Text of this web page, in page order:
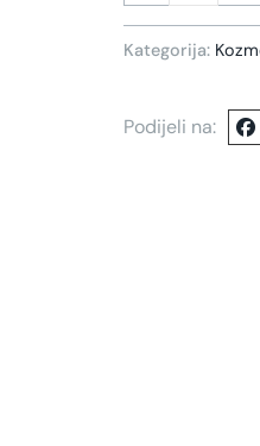
Kategorija:
Podijeli na: